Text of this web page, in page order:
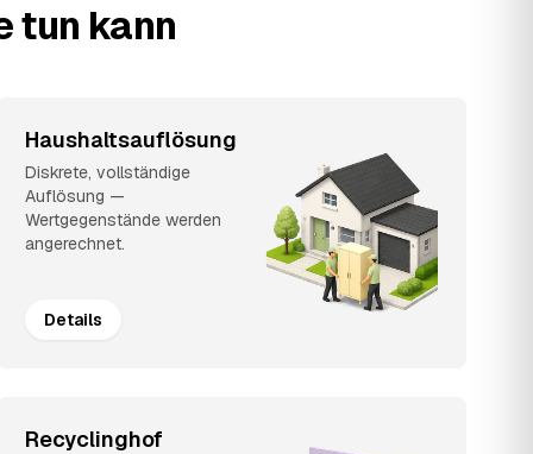
tun kann
Haushaltsauflösung
Diskrete, vollständige
Auflösung —
Wertgegenstände werden
angerechnet.
Details
Recyclinghof